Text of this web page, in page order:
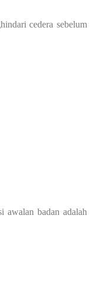
cedera sebelum
awalan badan adalah